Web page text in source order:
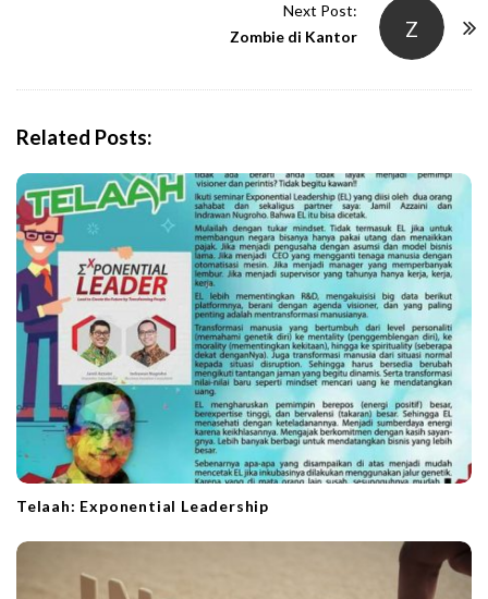
Z
Next Post:
Zombie di Kantor
Related Posts:
Telaah: Exponential Leadership